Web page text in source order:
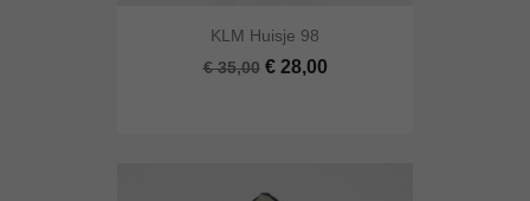
KLM Huisje 98
€ 35,00 € 28,00